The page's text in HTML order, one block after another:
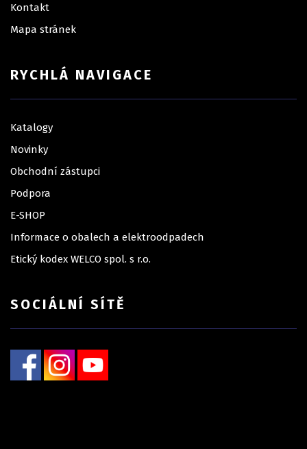
Kontakt
Mapa stránek
RYCHLÁ NAVIGACE
Katalogy
Novinky
Obchodní zástupci
Podpora
E-SHOP
Informace o obalech a elektroodpadech
Etický kodex WELCO spol. s r.o.
SOCIÁLNÍ SÍTĚ